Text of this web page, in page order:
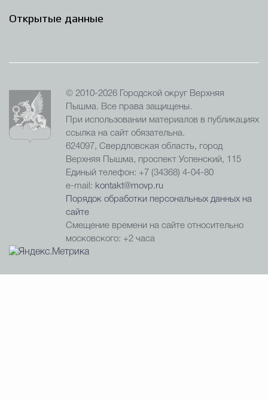
Открытые данные
© 2010-2026 Городской округ Верхняя
Пышма. Все права защищены.
При использовании материалов в публикациях
ссылка на сайт обязательна.
624097, Свердловская область, город
Верхняя Пышма, проспект Успенский, 115
Единый телефон: +7 (34368) 4-04-80
e-mail: kontakt@movp.ru
Порядок обработки персональных данных на
сайте
Смещение времени на сайте относительно
московского: +2 часа